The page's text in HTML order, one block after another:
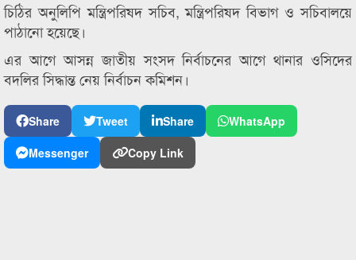
চিঠির অনুলিপি মন্ত্রিপরিষদ সচিব, মন্ত্রিপরিষদ বিভাগ ও সচিবালয়ে
পাঠানো হয়েছে।
এর আগে আসন্ন জাতীয় সংসদ নির্বাচনের আগে থানার ওসিদের
বদলির সিদ্ধান্ত নেয় নির্বাচন কমিশন।
Share Tweet Share
WhatsApp
Messenger
Copy Link